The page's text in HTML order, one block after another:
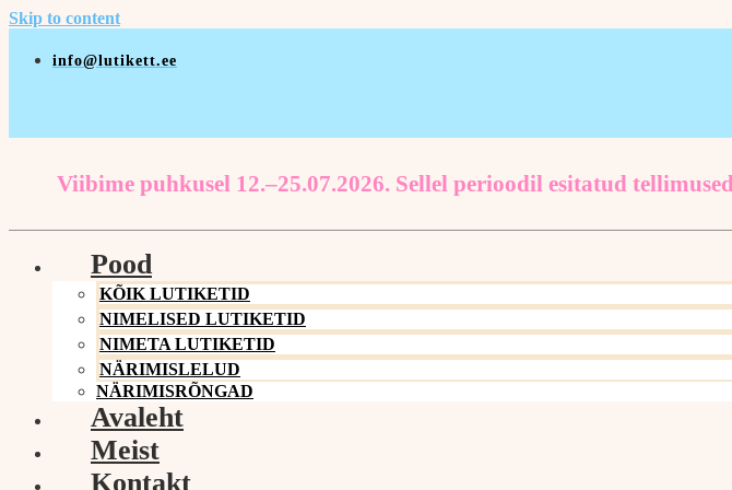
Skip to content
info@lutikett.ee
Viibime puhkusel 12.–25.07.2026. Sellel perioodil esitatud
Pood
KÕIK LUTIKETID
NIMELISED LUTIKETID
NIMETA LUTIKETID
NÄRIMISLELUD
NÄRIMISRÕNGAD
Avaleht
Meist
Kontakt